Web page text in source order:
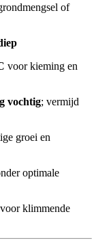
of
voor kieming en
vochtig; vermijd
groei en
optimale
klimmende